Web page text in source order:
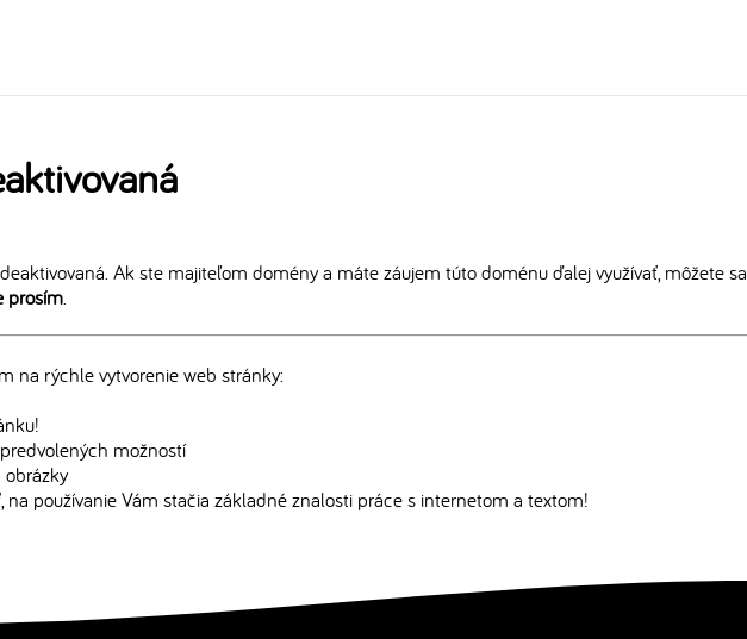
Ak ste majiteľom domény a máte záujem túto doménu ďalej využívať, môžete sa
prosím
na rýchle vytvorenie web stránky:
možností
obrázky
na používanie Vám stačia základné znalosti práce s internetom a textom!